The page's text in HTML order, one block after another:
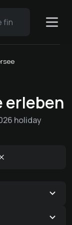
erleben
holiday